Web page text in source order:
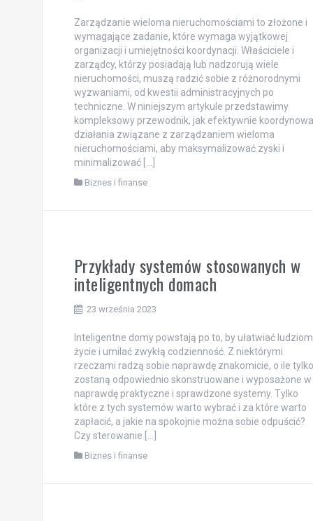
Zarządzanie wieloma nieruchomościami to złożone i
wymagające zadanie, które wymaga wyjątkowej
organizacji i umiejętności koordynacji. Właściciele i
zarządcy, którzy posiadają lub nadzorują wiele
nieruchomości, muszą radzić sobie z różnorodnymi
wyzwaniami, od kwestii administracyjnych po
techniczne. W niniejszym artykule przedstawimy
kompleksowy przewodnik, jak efektywnie
działania związane z zarządzaniem wieloma
nieruchomościami, aby maksymalizować zyski i
minimalizować […]
Biznes i finanse
Przykłady systemów stosowanych w
inteligentnych domach
23 września 2023
Inteligentne domy powstają po to, by ułatwiać ludziom
życie i umilać zwykłą codzienność. Z niektórymi
rzeczami radzą sobie naprawdę znakomicie, o ile tylko
zostaną odpowiednio skonstruowane i wyposażone w
naprawdę praktyczne i sprawdzone systemy. Tylko
które z tych systemów warto wybrać i za które warto
zapłacić, a jakie na spokojnie można sobie odpuścić?
Czy sterowanie […]
Biznes i finanse